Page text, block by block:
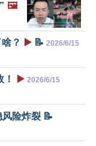
🖼️
？ ▶️ 📝 2026/6/15
▶️ 2026/6/15
险炸裂 📝